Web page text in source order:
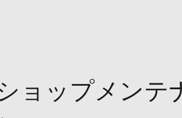
ョップメンテ